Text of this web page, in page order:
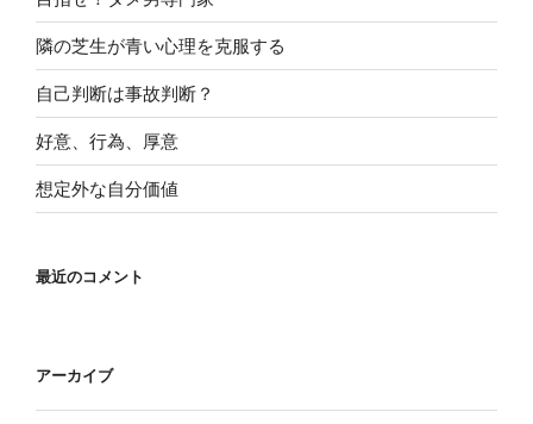
隣の芝生が青い心理を克服する
自己判断は事故判断？
好意、行為、厚意
想定外な自分価値
最近のコメント
アーカイブ